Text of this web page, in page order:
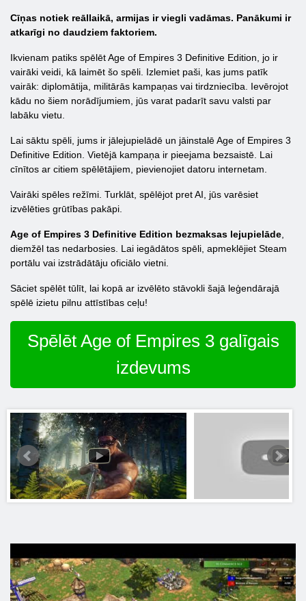
Cīņas notiek reāllaikā, armijas ir viegli vadāmas. Panākumi ir
atkarīgi no daudziem faktoriem.
Ikvienam patiks spēlēt Age of Empires 3 Definitive Edition, jo ir
vairāki veidi, kā laimēt šo spēli. Izlemiet paši, kas jums patīk
vairāk: diplomātija, militārās kampaņas vai tirdzniecība. Ievērojot
kādu no šiem norādījumiem, jūs varat padarīt savu valsti par
labāku vietu.
Lai sāktu spēli, jums ir jālejupielādē un jāinstalē Age of Empires 3
Definitive Edition. Vietējā kampaņa ir pieejama bezsaistē. Lai
cīnītos ar citiem spēlētājiem, pievienojiet datoru internetam.
Vairāki spēles režīmi. Turklāt, spēlējot pret AI, jūs varēsiet
izvēlēties grūtības pakāpi.
Age of Empires 3 Definitive Edition bezmaksas lejupielāde
diemžēl tas nedarbosies. Lai iegādātos spēli, apmeklējiet Steam
portālu vai izstrādātāju oficiālo vietni.
Sāciet spēlēt tūlīt, lai kopā ar izvēlēto stāvokli šajā leģendārajā
spēlē izietu pilnu attīstības ceļu!
Spēlēt Age of Empires 3 galīgais
izdevums